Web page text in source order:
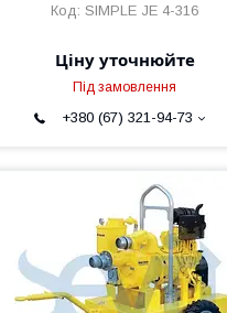
SIMPLE JE 4-316
Ціну уточнюйте
Під замовлення
+380 (67) 321-94-73